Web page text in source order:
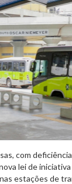
com
lei de
estações de